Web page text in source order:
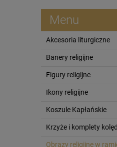
Menu
Akcesoria liturgiczne
Banery religijne
Figury religijne
Ikony religijne
Koszule Kapłańskie
Krzyże i komplety
Obrazy religijne w